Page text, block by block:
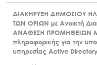
ΔΙΑΚΗΡΥΞΗ ΔΗΜΟΣΙΟΥ
ΤΩΝ ΟΡΙΩΝ με Ανοικτή
ΑΝΑΘΕΣΗ ΠΡΟΜΗΘΕΙΩΝ ΜΕ
πληροφορικής για την
υπηρεσίας Active